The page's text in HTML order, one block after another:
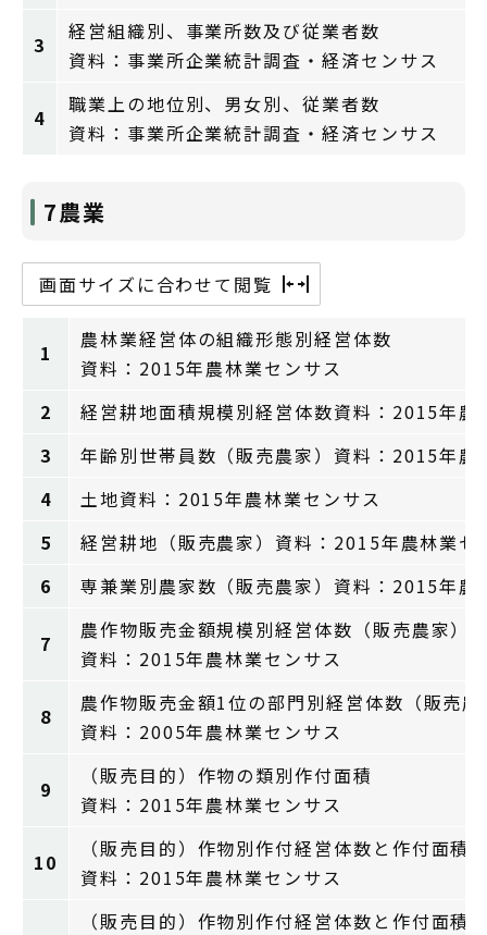
3
経営組織別、事業所数及び従業者数
資料：事業所企業統計調査・経済センサス
4
職業上の地位別、男女別、従業者数
資料：事業所企業統計調査・経済センサス
7農業
画面サイズに合わせて閲覧
1
農林業経営体の組織形態別経営体数
資料：2015年農林業センサス
2
経営耕地面積規模別経営体数資料：2015年農
3
年齢別世帯員数（販売農家）資料：2015年農
4
土地資料：2015年農林業センサス
5
経営耕地（販売農家）資料：2015年農林業セ
6
専兼業別農家数（販売農家）資料：2015年農
7
農作物販売金額規模別経営体数（販売農家）
資料：2015年農林業センサス
8
農作物販売金額1位の部門別経営体数（販売
資料：2005年農林業センサス
9
（販売目的）作物の類別作付面積
資料：2015年農林業センサス
10
（販売目的）作物別作付経営体数と作付面積
資料：2015年農林業センサス
（販売目的）作物別作付経営体数と作付面積